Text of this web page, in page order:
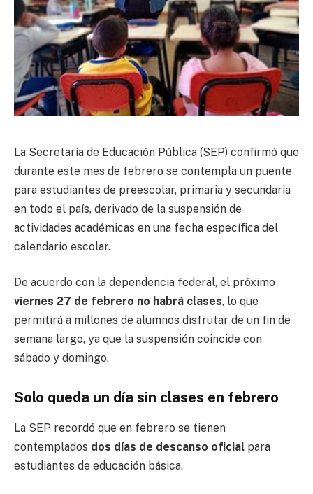
La Secretaría de Educación Pública (SEP) confirmó que
durante este mes de febrero se contempla un puente
para estudiantes de preescolar, primaria y secundaria
en todo el país, derivado de la suspensión de
actividades académicas en una fecha específica del
calendario escolar.
De acuerdo con la dependencia federal, el próximo
viernes 27 de febrero no habrá clases, lo que
permitirá a millones de alumnos disfrutar de un fin de
semana largo, ya que la suspensión coincide con
sábado y domingo.
Solo queda un día sin clases en febrero
La SEP recordó que en febrero se tienen
contemplados dos días de descanso oficial para
estudiantes de educación básica.